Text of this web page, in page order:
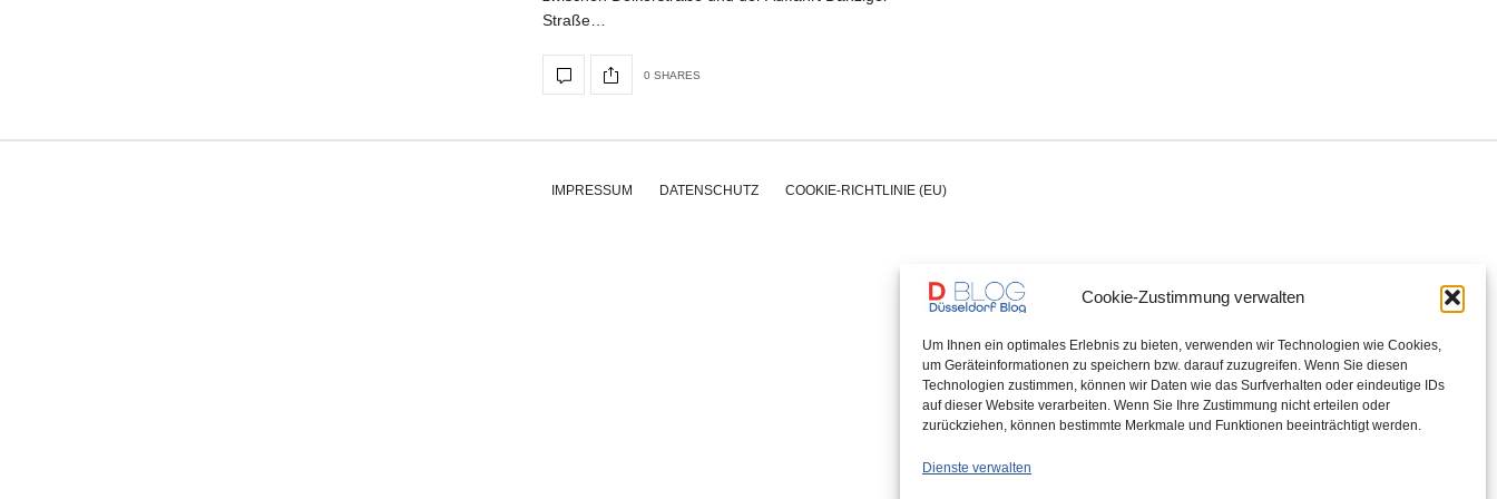
Cookie-Zustimmung verwalten
Um Ihnen ein optimales Erlebnis zu bieten, verwenden wir Technologien wie Cookies,
um Geräteinformationen zu speichern bzw. darauf zuzugreifen. Wenn Sie diesen
Technologien zustimmen, können wir Daten wie das Surfverhalten oder eindeutige IDs
auf dieser Website verarbeiten. Wenn Sie Ihre Zustimmung nicht erteilen oder
zurückziehen, können bestimmte Merkmale und Funktionen beeinträchtigt werden.
Dienste verwalten
Straße…
0 SHARES
IMPRESSUM DATENSCHUTZ COOKIE-RICHTLINIE (EU)